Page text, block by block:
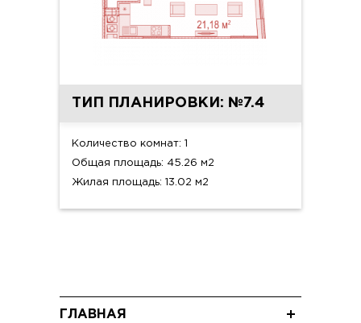
ТИП ПЛАНИРОВКИ: №7.4
Количество комнат: 1
Общая площадь: 45.26 м2
Жилая площадь: 13.02 м2
ГЛАВНАЯ